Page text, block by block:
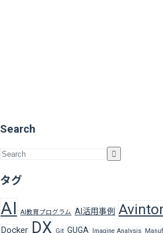
Search
タグ
AI AI教育プログラム AI活用事例
Docker DX Git GUGA Imagine Analysis